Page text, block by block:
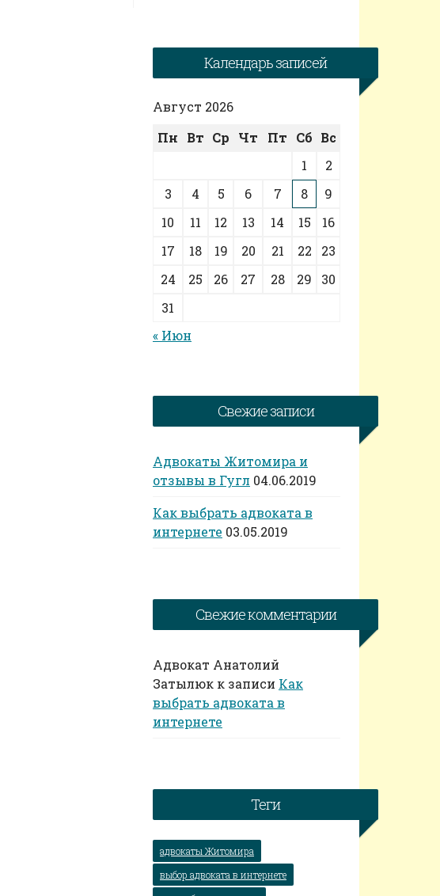
Календарь записей
Август 2026
Пн
Вт Ср Чт Пт Сб Вс
« Июн
1
2
3
4 5 6 7 8
9
10
11 12 13 14 15
16
17
18 19 20 21 22
23
24
25 26 27 28 29
30
31
Свежие записи
Адвокаты Житомира и
отзывы в Гугл 04.06.2019
Как выбрать адвоката в
интернете 03.05.2019
Свежие комментарии
Адвокат Анатолий
Затылюк к записи Как
выбрать адвоката в
интернете
Теги
адвокаты Житомира
выбор адвоката в интернете